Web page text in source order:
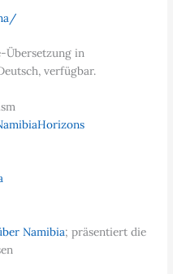
Übersetzung in
verfügbar.
Namibia; präsentiert die